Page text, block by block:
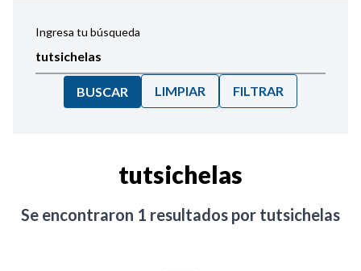
Ingresa tu búsqueda
BUSCAR LIMPIAR FILTRAR
tutsichelas
Se encontraron 1 resultados por tutsichelas